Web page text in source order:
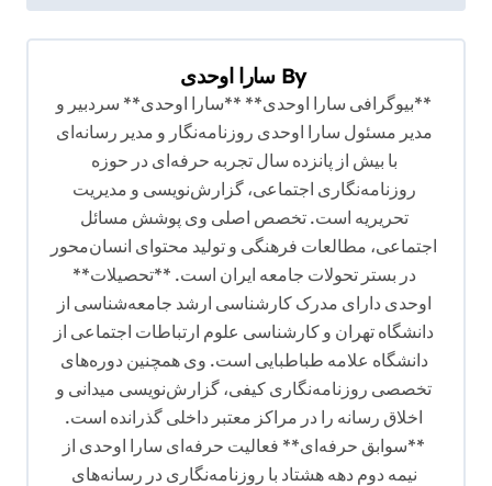
ر
By سارا اوحدی
**بیوگرافی سارا اوحدی** **سارا اوحدی** سردبیر و
مدیر مسئول سارا اوحدی روزنامه‌نگار و مدیر رسانه‌ای
با بیش از پانزده سال تجربه حرفه‌ای در حوزه
روزنامه‌نگاری اجتماعی، گزارش‌نویسی و مدیریت
تحریریه است. تخصص اصلی وی پوشش مسائل
اجتماعی، مطالعات فرهنگی و تولید محتوای انسان‌محور
در بستر تحولات جامعه ایران است. **تحصیلات**
اوحدی دارای مدرک کارشناسی ارشد جامعه‌شناسی از
دانشگاه تهران و کارشناسی علوم ارتباطات اجتماعی از
دانشگاه علامه طباطبایی است. وی همچنین دوره‌های
تخصصی روزنامه‌نگاری کیفی، گزارش‌نویسی میدانی و
اخلاق رسانه را در مراکز معتبر داخلی گذرانده است.
**سوابق حرفه‌ای** فعالیت حرفه‌ای سارا اوحدی از
نیمه دوم دهه هشتاد با روزنامه‌نگاری در رسانه‌های